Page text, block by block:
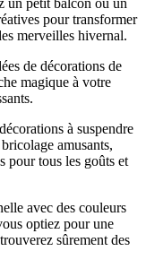
pour transformer
merveilles hivernal.
de décorations de
magique à votre
à suspendre
amusants,
pour tous les goûts et
avec des couleurs
optiez pour une
sûrement des